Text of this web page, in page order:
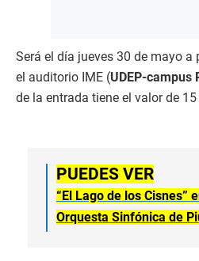
Será el día jueves 30 de mayo a
el auditorio IME (UDEP-campus
de la entrada tiene el valor de 15
PUEDES VER
“El Lago de los Cisnes”
Orquesta Sinfónica de